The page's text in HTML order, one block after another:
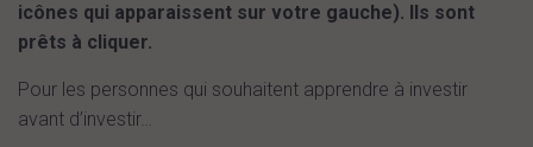
icônes qui apparaissent sur votre gauche). Ils sont
prêts à cliquer.
Pour les personnes qui souhaitent apprendre à investir
avant d’investir…